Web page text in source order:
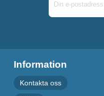
Information
Kontakta oss